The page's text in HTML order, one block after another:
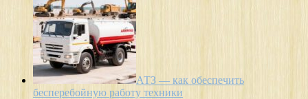
АТЗ — как обеспечить
бесперебойную работу техники